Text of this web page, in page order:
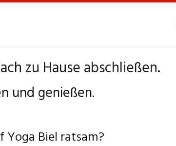
zu Hause abschließen.
und genießen.
Yoga Biel ratsam?